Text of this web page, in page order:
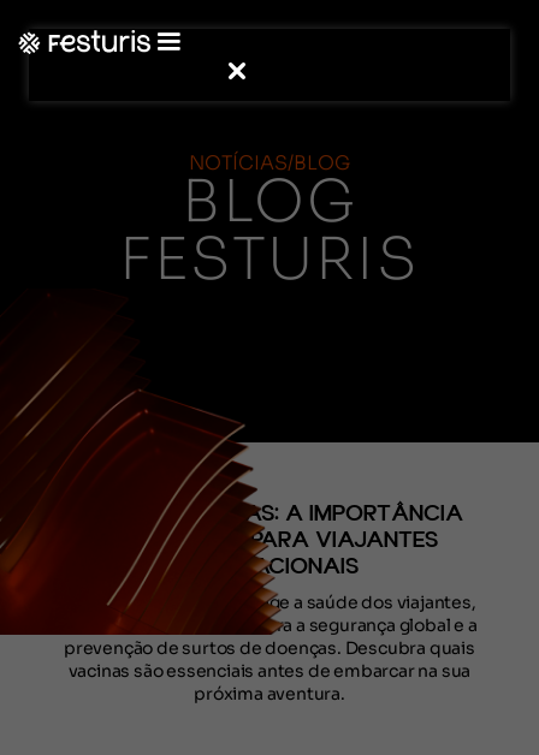
NOTÍCIAS/BLOG
BLOG
FESTURIS
(CONTEÚDO)
VIAGENS SEGURAS: A IMPORTÂNCIA
DAS VACINAS PARA VIAJANTES
INTERNACIONAIS
A vacinação não só protege a saúde dos viajantes,
mas também contribui para a segurança global e a
prevenção de surtos de doenças. Descubra quais
vacinas são essenciais antes de embarcar na sua
próxima aventura.